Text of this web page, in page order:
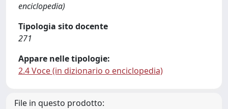
enciclopedia)
Tipologia sito docente
271
Appare nelle tipologie:
2.4 Voce (in dizionario o enciclopedia)
File in questo prodotto: